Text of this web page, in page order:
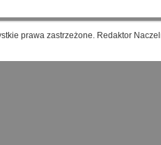
prawa zastrzeżone. Redaktor